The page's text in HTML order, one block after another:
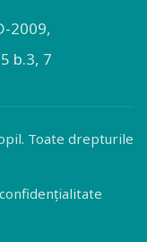
2009,
b.3, 7
Toate drepturile